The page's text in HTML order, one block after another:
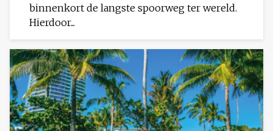
binnenkort de langste spoorweg ter wereld.
Hierdoor...